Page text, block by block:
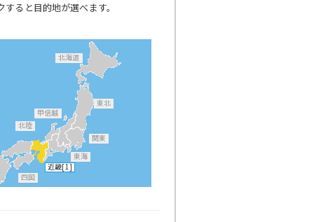
ると目的地が選べます。
北海道
東北
関東
甲信越
東海
北陸
近畿[1]
四国